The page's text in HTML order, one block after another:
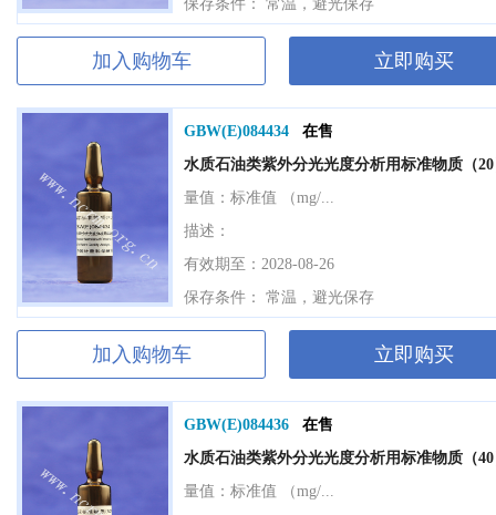
保存条件： 常温，避光保存
加入购物车 立即购买
GBW(E)084434
在售
水质石油类紫外分光光度分析用标准物质（
量值： 标准值 （mg/...
描述：
有效期至：2028-08-26
保存条件： 常温，避光保存
加入购物车 立即购买
GBW(E)084436
在售
水质石油类紫外分光光度分析用标准物质（
量值： 标准值 （mg/...